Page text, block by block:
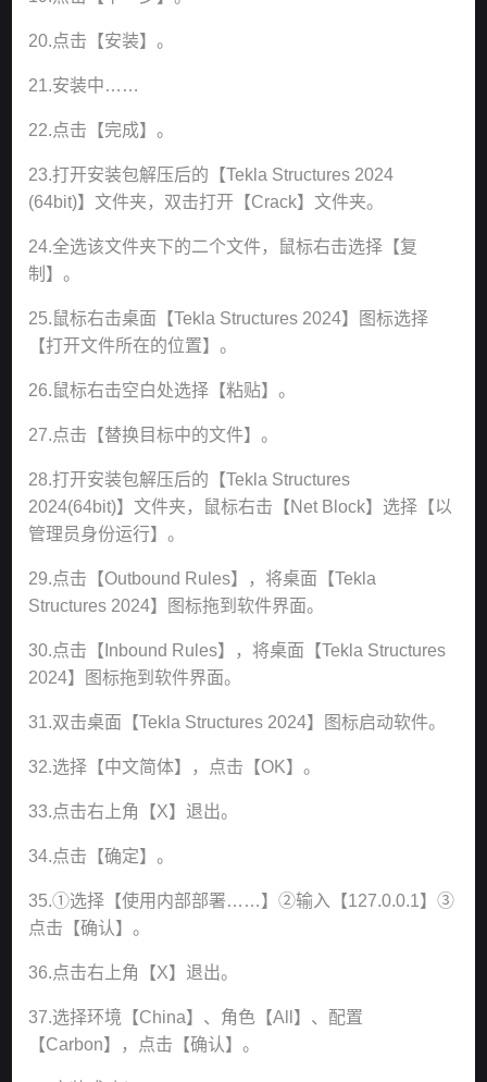
20.点击【安装】。
21.安装中……
22.点击【完成】。
23.打开安装包解压后的【Tekla Structures 2024
(64bit)】文件夹，双击打开【Crack】文件夹。
24.全选该文件夹下的二个文件，鼠标右击选择【复
制】。
25.鼠标右击桌面【Tekla Structures 2024】图标选择
【打开文件所在的位置】。
26.鼠标右击空白处选择【粘贴】。
27.点击【替换目标中的文件】。
28.打开安装包解压后的【Tekla Structures
2024(64bit)】文件夹，鼠标右击【Net Block】选择【以
管理员身份运行】。
29.点击【Outbound Rules】，将桌面【Tekla
Structures 2024】图标拖到软件界面。
30.点击【Inbound Rules】，将桌面【Tekla Structures
2024】图标拖到软件界面。
31.双击桌面【Tekla Structures 2024】图标启动软件。
32.选择【中文简体】，点击【OK】。
33.点击右上角【X】退出。
34.点击【确定】。
35.①选择【使用内部部署……】②输入【127.0.0.1】③
点击【确认】。
36.点击右上角【X】退出。
37.选择环境【China】、角色【All】、配置
【Carbon】，点击【确认】。